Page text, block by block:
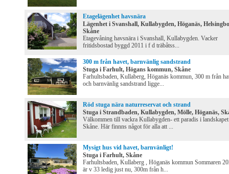
Etagelägenhet havsnära
Lägenhet i Svanshall, Kullabygden, Höganäs,
Skåne
Etagevåning havsnära i Svanshall, Kullabygden. Vacker
fritidsbostad byggd 2011 i f d träbåtss...
300 m från havet, barnvänlig sandstrand
Stuga i Farhult, Högans kommun, Skåne
Farhultsbaden, Kullaberg, Höganäs kommun, 300 m från
och barnvänlig sandstrand ligge...
Röd stuga nära naturreservat och strand
Stuga i Strandbaden, Kullabygden, Mölle, Höganäs,
Välkommen till vackra Kullabygden- ett paradis i landskapet
Skåne. Här finnns något för alla att ...
Mysigt hus vid havet, barnvänligt!
Stuga i Farhult, Skåne
Farhultsbaden, Kullaberg , Höganäs kommun Sommaren
är v 33 ledig just nu, 300m från h...